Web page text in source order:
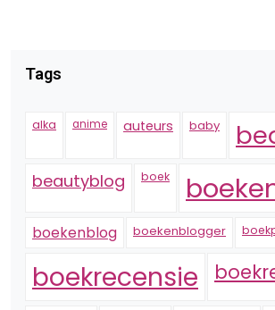
Tags
alka anime auteurs baby
beautyblog boek
boekenblog boekenblogger
boekrecensie